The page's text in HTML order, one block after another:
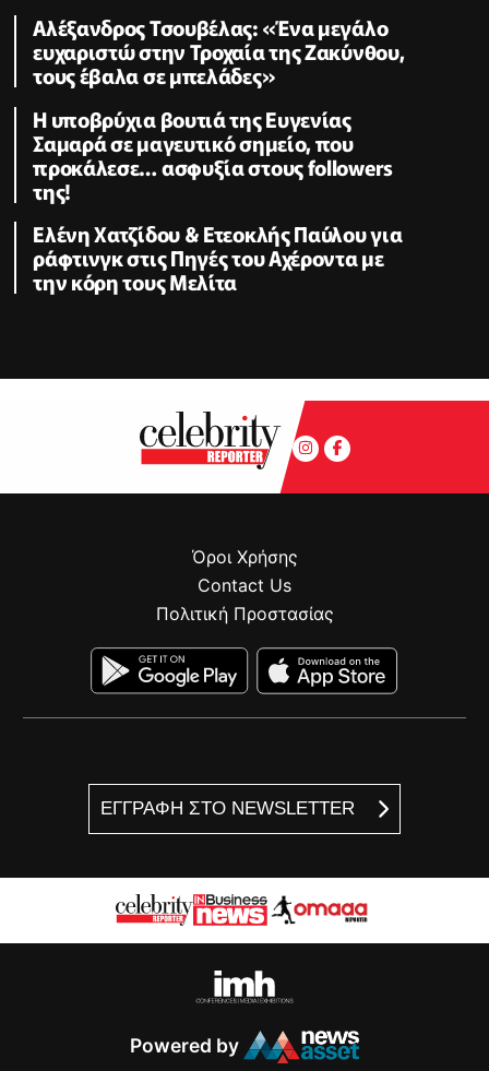
Αλέξανδρος Τσουβέλας: «Ένα μεγάλο
ευχαριστώ στην Τροχαία της Ζακύνθου,
τους έβαλα σε μπελάδες»
Η υποβρύχια βουτιά της Ευγενίας
Σαμαρά σε μαγευτικό σημείο, που
προκάλεσε… ασφυξία στους followers
της!
Ελένη Χατζίδου & Ετεοκλής Παύλου για
ράφτινγκ στις Πηγές του Αχέροντα με
την κόρη τους Μελίτα
ΕΓΓΡΑΦΗ ΣΤΟ NEWSLETTER
Όροι Χρήσης
Contact Us
Πολιτική Προστασίας
Powered by